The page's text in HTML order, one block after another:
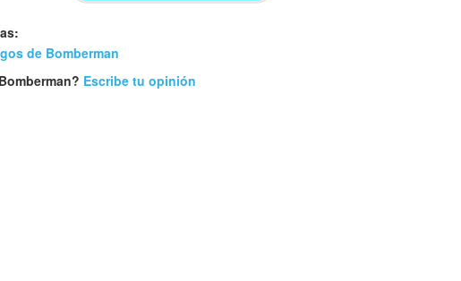
de Bomberman
Escribe tu opinión